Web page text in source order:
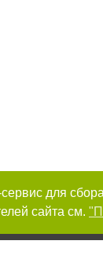
для
сайта см.